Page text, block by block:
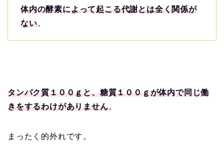
体内の酵素によって起こる代謝とは全く関係が
ない。
タンパク質１００ｇと、糖質１００ｇが体内で同じ働
きをするわけがありません。
まったく的外れです。